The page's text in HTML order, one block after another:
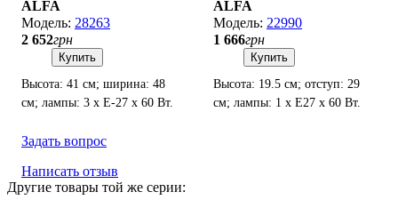
ALFA
28263
2 652грн
Купить
Высота: 41 см; ширина: 48
см; лампы: 3 х Е-27 х 60 Вт.
ALFA
22990
1 666грн
Купить
Высота: 19.5 см; отступ: 29
см; лампы: 1 х Е27 х 60 Вт.
Задать вопрос
Написать отзыв
Другие товары той же серии: